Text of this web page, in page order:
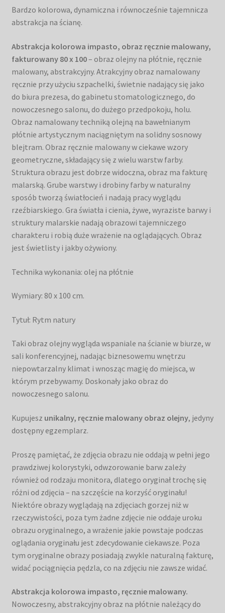
Bardzo kolorowa, dynamiczna i równocześnie tajemnicza
abstrakcja na ścianę.
Abstrakcja kolorowa impasto, obraz ręcznie malowany,
fakturowany 80 x 100– obraz olejny na płótnie, ręcznie
malowany, abstrakcyjny. Atrakcyjny obraz namalowany
ręcznie przy użyciu szpachelki, świetnie nadający się jako
do biura prezesa, do gabinetu stomatologicznego, do
nowoczesnego salonu, do dużego przedpokoju, holu.
Obraz namalowany techniką olejną na bawełnianym
płótnie artystycznym naciągniętym na solidny sosnowy
blejtram. Obraz ręcznie malowany w ciekawe wzory
geometryczne, składający się z wielu warstw farby.
Struktura obrazu jest dobrze widoczna, obraz ma fakturę
malarską. Grube warstwy i drobiny farby w naturalny
sposób tworzą światłocień i nadają pracy wyglądu
rzeźbiarskiego. Gra światła i cienia, żywe, wyraziste barwy i
struktury malarskie nadają obrazowi tajemniczego
charakteru i robią duże wrażenie na oglądających. Obraz
jest świetlisty i jakby ożywiony.
Technika wykonania: olej na płótnie
Wymiary: 80 x 100 cm.
Tytuł: Rytm natury
Taki obraz olejny wygląda wspaniale na ścianie w biurze, w
sali konferencyjnej, nadając biznesowemu wnętrzu
niepowtarzalny klimat i wnosząc magię do miejsca, w
którym przebywamy. Doskonały jako obraz do
nowoczesnego salonu.
Kupujesz unikalny, ręcznie malowany obraz olejny, jedyny
dostępny egzemplarz.
Proszę pamiętać, że zdjęcia obrazu nie oddają w pełni jego
prawdziwej kolorystyki, odwzorowanie barw zależy
również od rodzaju monitora, dlatego oryginał trochę się
różni od zdjęcia – na szczęście na korzyść oryginału!
Niektóre obrazy wyglądają na zdjęciach gorzej niż w
rzeczywistości, poza tym żadne zdjęcie nie oddaje uroku
obrazu oryginalnego, a wrażenie jakie powstaje podczas
oglądania oryginału jest zdecydowanie ciekawsze. Poza
tym oryginalne obrazy posiadają zwykle naturalną fakturę,
widać pociągnięcia pędzla, co na zdjęciu nie zawsze widać.
Abstrakcja kolorowa impasto, ręcznie malowany.
Nowoczesny, abstrakcyjny obraz na płótnie należący do